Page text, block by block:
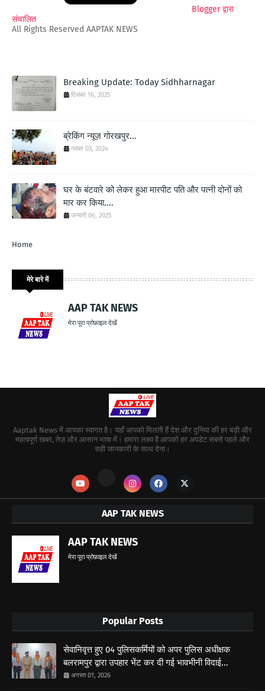
Blogger द्वारा
संचालित
All Rights Reserved AAPTAK NEWS
Breaking Update: Today Sidhharnagar
दिसंबर 16, 2025
ब्रेकिंग न्यूज़ गोरखपुर...
नवंबर 03, 2024
घर के बंटवारे को लेकर हुआ मारपीट पति और पत्नी दोनों को
मार कर किया....
जनवरी 06, 2025
Home
मेरे बारे में
AAP TAK NEWS
मेरा पूरा प्रोफ़ाइल देखें
Aaptak News में आपका स्वागत है। यहाँ आपको मिलती हैं देश और दुनिया की हर बड़ी और
महत्वपूर्ण खबर, तेज़ और आसान भाषा में। हमारा लक्ष्य है आपको हर अपडेट सबसे पहले और
सही जानकारी के साथ देना।
AAP TAK NEWS
AAP TAK NEWS
मेरा पूरा प्रोफ़ाइल देखें
Popular Posts
सेवानिवृत्त हुए 04 पुलिसकर्मियों को अपर पुलिस अधीक्षक
बलरामपुर द्वारा उपहार भेंट कर दी गई भावभीनी विदाई...
अगस्त 01, 2026